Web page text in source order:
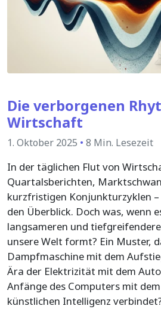
Die verborgenen
Wirtschaft
1. Oktober 2025 • 8 Min. Lesezeit
In der täglichen Flut von
Quartalsberichten,
kurzfristigen Konjunkturzyklen
den Überblick. Doch was, wenn
langsameren und
unsere Welt formt? Ein Muster,
Dampfmaschine mit dem
Ära der Elektrizität mit dem
Anfänge des Computers mit
künstlichen Intelligenz